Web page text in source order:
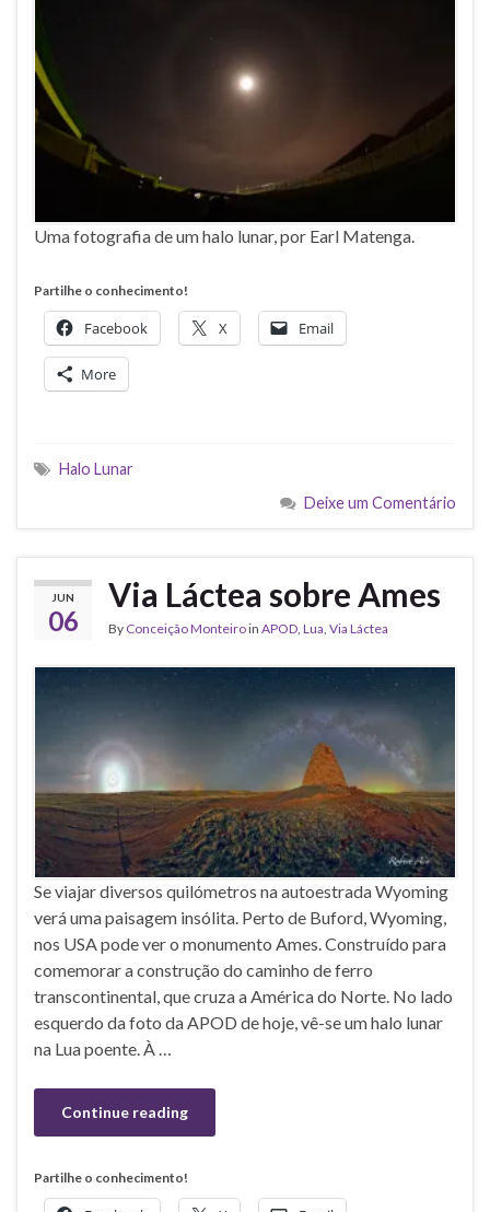
Uma fotografia de um halo lunar, por Earl Matenga.
Partilhe o conhecimento!
Facebook X Email
More
Halo Lunar
Deixe um Comentário
JUN
06
Via Láctea sobre Ames
By Conceição Monteiroin APOD, Lua, Via Láctea
Se viajar diversos quilómetros na autoestrada Wyoming
verá uma paisagem insólita. Perto de Buford, Wyoming,
nos USA pode ver o monumento Ames. Construído para
comemorar a construção do caminho de ferro
transcontinental, que cruza a América do Norte. No lado
esquerdo da foto da APOD de hoje, vê-se um halo lunar
na Lua poente. À …
Continue reading
Partilhe o conhecimento!